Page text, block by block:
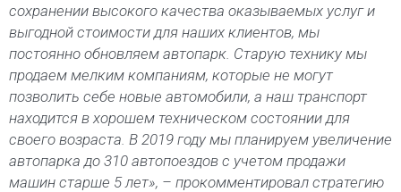
сохранении высокого качества оказываемых услуг и
выгодной стоимости для наших клиентов, мы
постоянно обновляем автопарк. Старую технику мы
продаем мелким компаниям, которые не могут
позволить себе новые автомобили, а наш транспорт
находится в хорошем техническом состоянии для
своего возраста. В 2019 году мы планируем увеличение
автопарка до 310 автопоездов с учетом продажи
машин старше 5 лет», – прокомментировал стратегию